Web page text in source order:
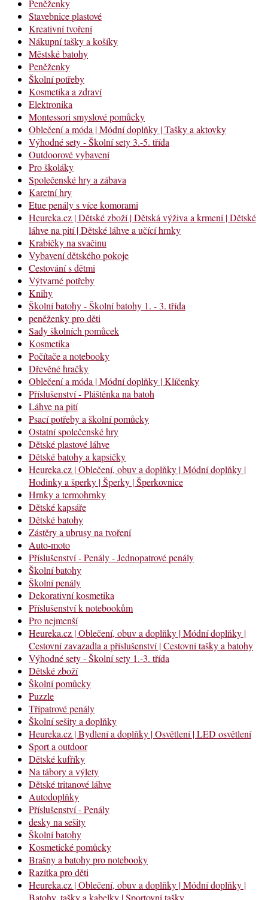
Peněženky
Stavebnice plastové
Kreativní tvoření
Nákupní tašky a košíky
Městské batohy
Peněženky
Školní potřeby
Kosmetika a zdraví
Elektronika
Montessori smyslové pomůcky
Oblečení a móda | Módní doplňky | Tašky a aktovky
Výhodné sety - Školní sety 3.-5. třída
Outdoorové vybavení
Pro školáky
Společenské hry a zábava
Karetní hry
Etue penály s více komorami
Heureka.cz | Dětské zboží | Dětská výživa a krmení | Dětské
láhve na pití | Dětské láhve a učící hrnky
Krabičky na svačinu
Vybavení dětského pokoje
Cestování s dětmi
Výtvarné potřeby
Knihy
Školní batohy - Školní batohy 1. - 3. třída
peněženky pro děti
Sady školních pomůcek
Kosmetika
Počítače a notebooky
Dřevěné hračky
Oblečení a móda | Módní doplňky | Klíčenky
Příslušenství - Pláštěnka na batoh
Láhve na pití
Psací potřeby a školní pomůcky
Ostatní společenské hry
Dětské plastové láhve
Dětské batohy a kapsičky
Heureka.cz | Oblečení, obuv a doplňky | Módní doplňky |
Hodinky a šperky | Šperky | Šperkovnice
Hrnky a termohrnky
Dětské kapsáře
Dětské batohy
Zástěry a ubrusy na tvoření
Auto-moto
Příslušenství - Penály - Jednopatrové penály
Školní batohy
Školní penály
Dekorativní kosmetika
Příslušenství k notebookům
Pro nejmenší
Heureka.cz | Oblečení, obuv a doplňky | Módní doplňky |
Cestovní zavazadla a příslušenství | Cestovní tašky a batohy
Výhodné sety - Školní sety 1.-3. třída
Dětské zboží
Školní pomůcky
Puzzle
Třípatrové penály
Školní sešity a doplňky
Heureka.cz | Bydlení a doplňky | Osvětlení | LED osvětlení
Sport a outdoor
Dětské kufříky
Na tábory a výlety
Dětské tritanové láhve
Autodoplňky
Příslušenství - Penály
desky na sešity
Školní batohy
Kosmetické pomůcky
Brašny a batohy pro notebooky
Razítka pro děti
Heureka.cz | Oblečení, obuv a doplňky | Módní doplňky |
Batohy, tašky a kabelky | Sportovní tašky